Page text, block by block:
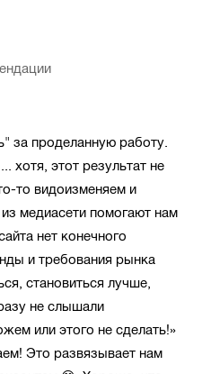
за проделанную работу.
хотя, этот результат не
то видоизменяем и
медиасети помогают нам
нет конечного
и требования рынка
становиться лучше,
не слышали
или этого не сделать!»
Это развязывает нам